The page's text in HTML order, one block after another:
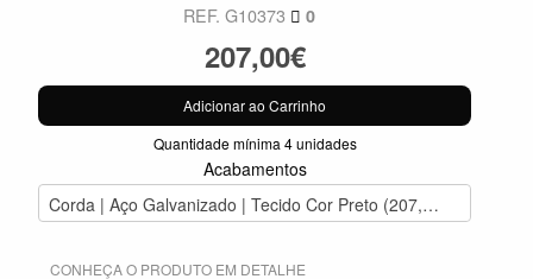
REF. G10373 0
207,00€
Adicionar ao Carrinho
Quantidade mínima 4 unidades
Acabamentos
Corda | Aço Galvanizado | Tecido Cor Preto (207,00€)
CONHEÇA O PRODUTO EM DETALHE